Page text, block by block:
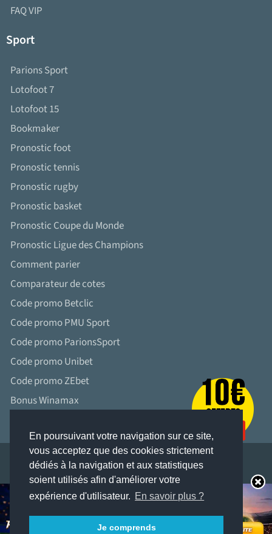
En poursuivant votre navigation sur ce site,
vous acceptez que des cookies strictement
dédiés à la navigation et aux statistiques
soient utilisés afin d'améliorer votre
expérience d'utilisateur. En savoir plus ?
Je comprends
FAQ VIP
Sport
Parions Sport
Lotofoot 7
Lotofoot 15
Bookmaker
Pronostic foot
Pronostic tennis
Pronostic rugby
Pronostic basket
Pronostic Coupe du Monde
Pronostic Ligue des Champions
Comment parier
Comparateur de cotes
Code promo Betclic
Code promo PMU Sport
Code promo ParionsSport
Code promo Unibet
Code promo ZEbet
Bonus Winamax
LES JEUX D’ARGENT ET DE HASARD PEUVENT ÊTRE DANGEREUX : PERTES
D’ARGENT, CONFLITS FAMILIAUX, ADDICTION...
RETROUVEZ NOS CONSEILS SUR JOUEURS-INFO-SERVICE. FR (09 74 75 13 13 –